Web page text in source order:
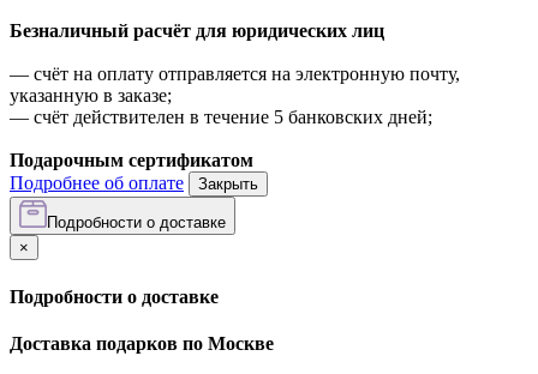
Безналичный расчёт для юридических лиц
— счёт на оплату отправляется на электронную почту,
указанную в заказе;
— счёт действителен в течение 5 банковских дней;
Подарочным сертификатом
Подробнее об оплате
Закрыть
Подробности о доставке
×
Подробности о доставке
Доставка подарков по Москве